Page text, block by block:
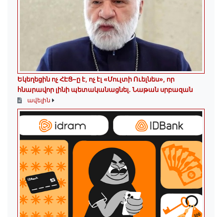
Եկեղեցին ոչ ՀԷՑ–ը է, ոչ էլ «Մուլտի Ուելնես», որ
հնարավոր լինի պետականացնել. Նաթան սրբազան
ավելին